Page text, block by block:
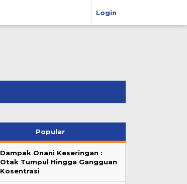
Login
Popular
Dampak Onani Keseringan :
Otak Tumpul Hingga Gangguan
Kosentrasi